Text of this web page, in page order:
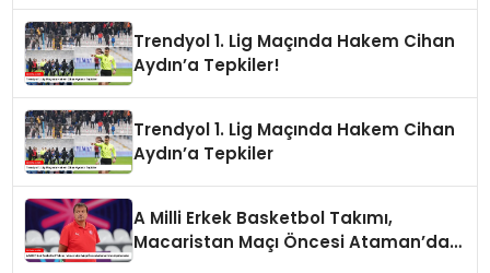
Trendyol 1. Lig Maçında Hakem Cihan
Aydın’a Tepkiler!
Trendyol 1. Lig Maçında Hakem Cihan
Aydın’a Tepkiler
A Milli Erkek Basketbol Takımı,
Macaristan Maçı Öncesi Ataman’dan